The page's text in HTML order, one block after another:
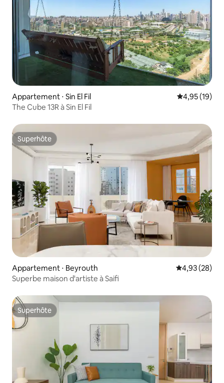
Appartement ⋅ Sin El Fil Évaluation
4,95 (19)
The Cube 13R à Sin El Fil
Superhôte
Superhôte
Appartement ⋅ Beyrouth Évaluation
4,93 (28)
Superbe maison d'artiste à Saifi
Superhôte
Superhôte